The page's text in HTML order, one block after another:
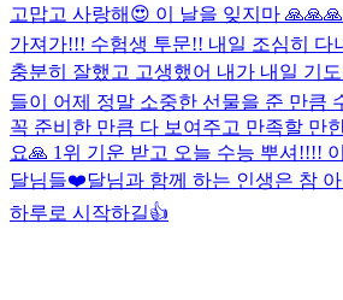
고맙고 사랑해😍 이 날을 잊지마
가져가!!! 수험생 투문!! 내일 조심히 다
충분히 잘했고 고생했어 내가 내일 기
들이 어제 정말 소중한 선물을 준 만큼
꼭 준비한 만큼 다 보여주고 만족할 만
요🙏 1위 기운 받고 오늘 수능 뿌셔!!!!
달님들❤️달님과 함께 하는 인생은 참
하루로 시작하길👍